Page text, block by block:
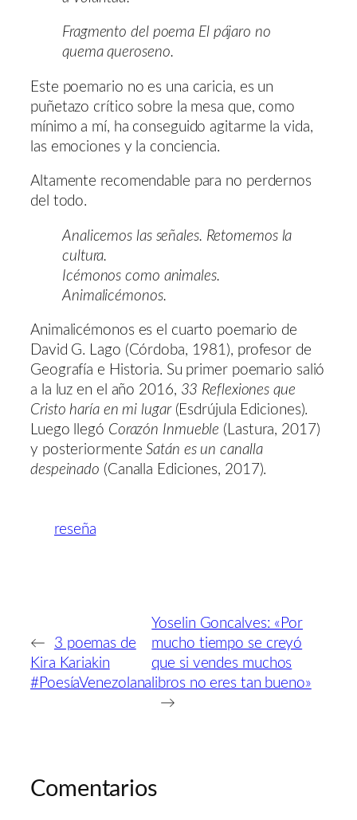
Fragmento del poema El pájaro no
quema queroseno.
Este poemario no es una caricia, es un
puñetazo crítico sobre la mesa que, como
mínimo a mí, ha conseguido agitarme la vida,
las emociones y la conciencia.
Altamente recomendable para no perdernos
del todo.
Analicemos las señales. Retomemos la
cultura.
Icémonos como animales.
Animalicémonos.
Animalicémonos es el cuarto poemario de
David G. Lago (Córdoba, 1981), profesor de
Geografía e Historia. Su primer poemario salió
a la luz en el año 2016, 33 Reflexiones que
Cristo haría en mi lugar(Esdrújula Ediciones).
Luego llegó Corazón Inmueble (Lastura, 2017)
y posteriormenteSatán es un canalla
despeinado (Canalla Ediciones, 2017).
reseña
←
3 poemas de
Kira Kariakin
#PoesíaVenezolana
Yoselin Goncalves: «Por
mucho tiempo se creyó
que si vendes muchos
libros no eres tan bueno»
→
Comentarios